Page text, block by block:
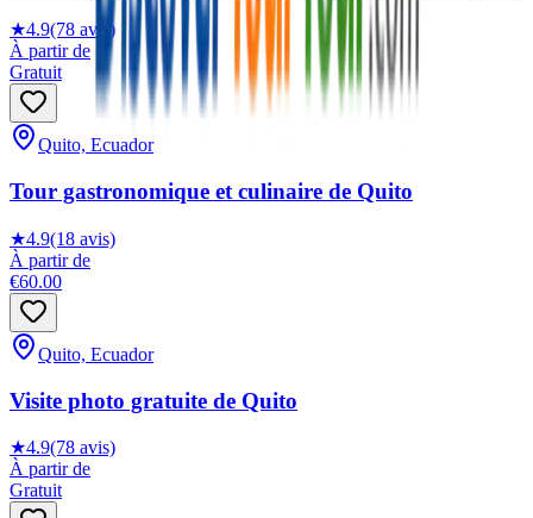
★4.9(78 avis)
À partir de
Gratuit
Quito, Ecuador
Tour gastronomique et culinaire de Quito
★4.9(18 avis)
À partir de
€60.00
Quito, Ecuador
Visite photo gratuite de Quito
★4.9(78 avis)
À partir de
Gratuit